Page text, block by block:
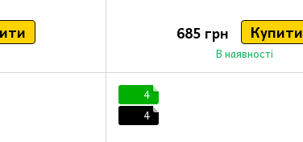
685 грн Купити
В наявності
4
4